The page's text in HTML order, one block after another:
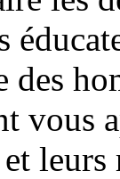
vous
leurs